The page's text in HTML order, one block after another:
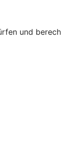
und